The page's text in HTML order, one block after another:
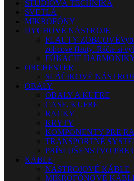
ŠTÚDIOVÁ TECHNIKA
SVETLÁ
MIKROFÓNY
DYCHOVÉ NÁSTROJE
FLAUTY-ZOBCOVÉ
zobcové flauty. Ráčte si
FÚKACIE
ORCHESTER
SLÁČIKOVÉ
OBALY
OBALY A KUFRE
CASE, KUFRE
RACKY
KRYTY
KOMPONENTY PRE
TRANSPORTNÉ
PRÍSLUŠENSTVO PRE
KÁBLE
NÁSTROJOVÉ KÁBLE
MIKROFÓNOVÉ